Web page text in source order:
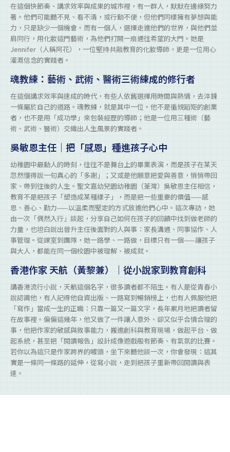
在這個快節奏、講求效率與成果的城市裡，有一群人，默默在邊緣努力
著。他們可能聽不見、看不清，或行動不便，但他們同樣擁有夢想與能
力，只是缺少一個機會。而有一個人，選擇走進他們的世界，與他們並
肩同行，用化妝這門藝術，為他們打開一扇通往希望的大門。她是
Jennifer（人稱阿花），一位堅持共融教育的化妝導師，更是一位用心
灌溉信念的實踐者。
魂教練：藝術、武術、醫術三術練成的修行者
在這個講求效率與速成的時代，有些人依舊選擇用時間與熱情，去淬鍊
一條屬於自己的道路。魂教練，就是其中一位。他不是循規蹈矩的創業
者，也不是用「成功學」來包裝經歷的導師；他是一位用三種術（藝
術、武術、醫術）交織出人生風景的實踐者。
吳敏恩主任｜把「感恩」種進孩子心中
幼稚園中最動人的時刻，往往不是舞台上的畢業表演，而是孩子在某天
忽然懂得說一句真心的「多謝」；又或是他願意把愛與善意，悄悄帶回
家、帶到往後的人生。聖文嘉幼兒園幼稚園（荃灣）吳敏恩主任相信，
教育不是把孩子「塑造成某種樣子」，而是把一些重要的價值——感
恩、善心、勤力——以溫柔而堅定的方式放進他們心中。這次專訪，她
由一次「偶然入行」談起，分享自己如何在孩子的回饋中找到做老師的
力量，也坦白說出晉升主任後面對的人與事：家長溝通、同事協作、人
事管理。從課室到團隊，她一路學、一路做，目標只有一個——讓孩子
與大人，都能在同一個校園中被理解、被成就。
香港作家 天航（黃黎兼）｜從小說家到教育創科
講香港流行小說，天航這個名字，很多讀者都不陌生。有人是從青春小
說認識他，有人記得他自資出版、一路寫到暢銷榜上，也有人佩服他把
「寫作」當成一生的正職：只靠一篇又一篇文字，長年累月地把讀者留
在故事裡。偏偏這幾年，他又做了一件讓人意外、卻又似乎合情合理的
事，他把作家的敏感與敘事能力，搬進創科與教育現場，做起平台、做
起系統，甚至把「閱讀報告」設計成像遊戲般有節奏、有氣氛的比賽。
若你以為這只是作家跨界的噱頭，坐下來聽他談一次，你會發現：這其
實是一條同一條路的延伸，從寫小說，走到把孩子重新帶回閱讀與表
達。